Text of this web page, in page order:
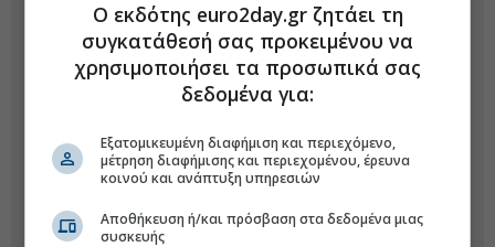
Ο εκδότης euro2day.gr ζητάει τη
συγκατάθεσή σας προκειμένου να
χρησιμοποιήσει τα προσωπικά σας
δεδομένα για:
Εξατομικευμένη διαφήμιση και περιεχόμενο,
μέτρηση διαφήμισης και περιεχομένου, έρευνα
κοινού και ανάπτυξη υπηρεσιών
Αποθήκευση ή/και πρόσβαση στα δεδομένα μιας
συσκευής